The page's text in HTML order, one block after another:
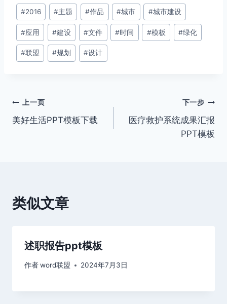
文
章
标
签：
#2016 #主题 #作品 #城市 #城市建设
#应用 #建设 #文件 #时间 #模板 #绿化
#联盟 #规划 #设计
文
章
上一页
美好生活PPT模板下载
下一步
医疗救护系统成果汇报
PPT模板
类似文章
述职报告ppt模板
作者word联盟 2024年7月3日